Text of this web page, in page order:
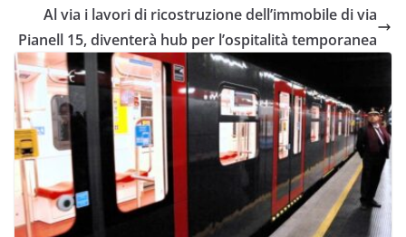
Al via i lavori di ricostruzione dell’immobile di via
Pianell 15, diventerà hub per l’ospitalità temporanea